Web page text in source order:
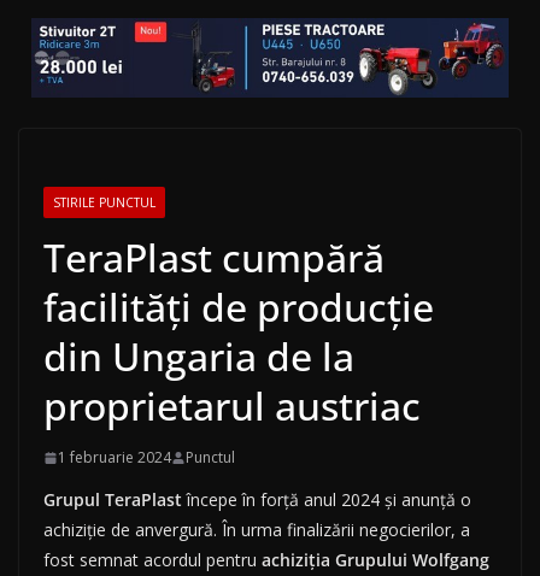
STIRILE PUNCTUL
TeraPlast cumpără
facilități de producție
din Ungaria de la
proprietarul austriac
1 februarie 2024 Punctul
Grupul TeraPlastîncepe în forță anul 2024 și anunță o
achiziție de anvergură. În urma finalizării negocierilor, a
fost semnat acordul pentru achiziția Grupului Wolfgang